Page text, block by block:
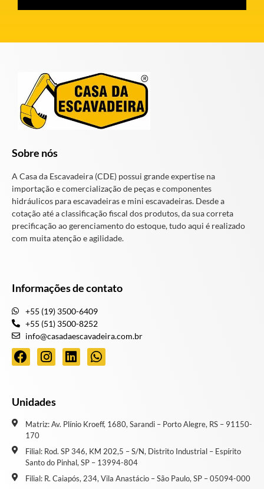
Sobre nós
A Casa da Escavadeira (CDE) possui grande expertise na
importação e comercialização de peças e componentes
hidráulicos para escavadeiras e mini escavadeiras. Desde a
cotação até a classificação fiscal dos produtos, da sua correta
precificação ao gerenciamento do estoque, tudo aqui é realizado
com muita atenção e agilidade.
Informações de contato
+55 (19) 3500-6409
+55 (51) 3500-8252
info@casadaescavadeira.com.br
Unidades
Matriz: Av. Plínio Kroeff, 1680, Sarandi – Porto Alegre, RS – 91150-
170
Filial: Rod. SP 346, KM 202,5 – S/N, Distrito Industrial – Espírito
Santo do Pinhal, SP – 13994-804
Filial: R. Caiapós, 234, Vila Anastácio – São Paulo, SP – 05094-000